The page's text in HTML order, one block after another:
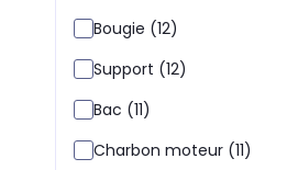
Bougie (12)
Support (12)
Bac (11)
Charbon moteur (11)